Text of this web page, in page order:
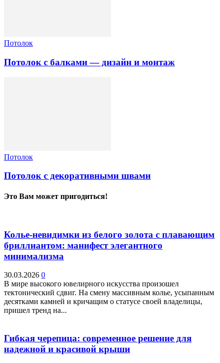
Потолок
Потолок с балками — дизайн и монтаж
Потолок
Потолок с декоративными швами
Это Вам может пригодиться!
Колье-невидимки из белого золота с плавающим
бриллиантом: манифест элегантного
минимализма
30.03.2026 0
В мире высокого ювелирного искусства произошел
тектонический сдвиг. На смену массивным колье, усыпанным
десятками камней и кричащим о статусе своей владелицы,
пришел тренд на...
Гибкая черепица: современное решение для
надежной и красивой крыши